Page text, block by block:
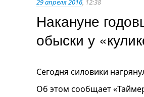
29 апреля 2016, 12:38
Накануне
обыски у
Сегодня силовики
Об этом сообщает